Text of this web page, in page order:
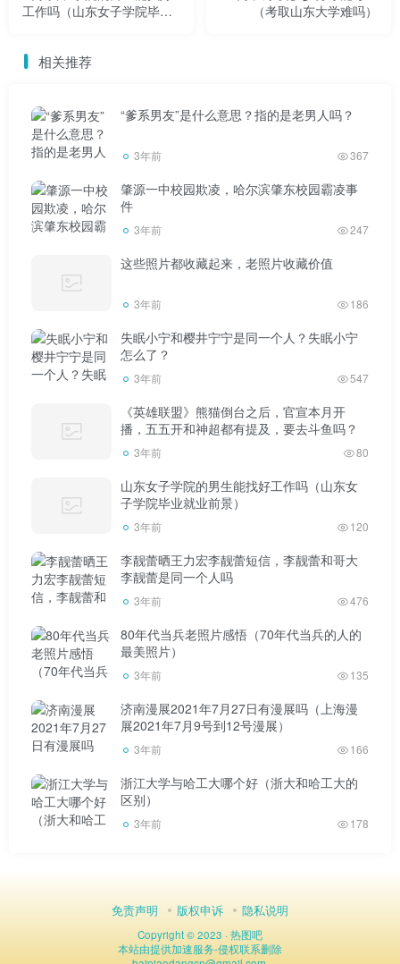
女人来说太长了。毕业后，我也面临太多的未知。我要的只
了。我可以被县里的幼儿园招为正式教师，工资可以提一
县里的焦点，心里也清楚，经过这件事，县里不能再待下去
了。我是一个中年妇女。我有老人要照顾，有孩子要抚养，
理工学院，看看能不能转到师范大学成人系统。这样的学习
时间比较灵活，比较适合我。我有这样的毕业证就够了。其
次，我想找到我的案子的专案组，要求更多的民事赔偿来支
付我的另类地狱。经过这件事，这个县再也呆不下去了。你
能在城里给我安排一份幼儿园的工作吗？另外，县里关系复
杂，不要让我家人再受到伤害。这只是我站在受害者角度的
想法。可能是被我的思想束缚，和你的看法不同。希望大家
当你不得不上学的时候，学习是没有止境的。上学是一
个人的梦想。如果这辈子没有完成，那将是一个很大的遗
憾。即使老了也有追求教育的权利，所以通过学习创造财富
也不迟。
你好:你是对的。如果是我，我会继续学习，不管以后会
发生什么，但我现在必须面对。
是的，
我想上大学，不是山东理工大学。
2.可以重新高考，选择理想的大学。
4.理智处理事情！补偿肯定是有的，但必须服从政府规
你好！如果我是你，我会抓住这个来之不易的学习机
会，因为现在的社会是一个信息社会，世界形势瞬息万变。
工作吗（山东女子学院毕业
（考取山东大学难吗）
相关推荐
“爹系男友”是什么意思？指的是老男人吗？
3年前 367
肇源一中校园欺凌，哈尔滨肇东校园霸凌事
件
3年前 247
这些照片都收藏起来，老照片收藏价值
3年前 186
失眠小宁和樱井宁宁是同一个人？失眠小宁
怎么了？
3年前 547
《英雄联盟》熊猫倒台之后，官宣本月开
播，五五开和神超都有提及，要去斗鱼吗？
3年前 80
山东女子学院的男生能找好工作吗（山东女
子学院毕业就业前景）
3年前 120
李靓蕾晒王力宏李靓蕾短信，李靓蕾和哥大
李靓蕾是同一个人吗
3年前 476
80年代当兵老照片感悟（70年代当兵的人的
最美照片）
3年前 135
济南漫展2021年7月27日有漫展吗（上海漫
展2021年7月9号到12号漫展）
3年前 166
浙江大学与哈工大哪个好（浙大和哈工大的
区别）
3年前 178
免责声明 版权申诉 隐私说明
Copyright © 2023 ·热图吧
本站由提供加速服务-侵权联系删除